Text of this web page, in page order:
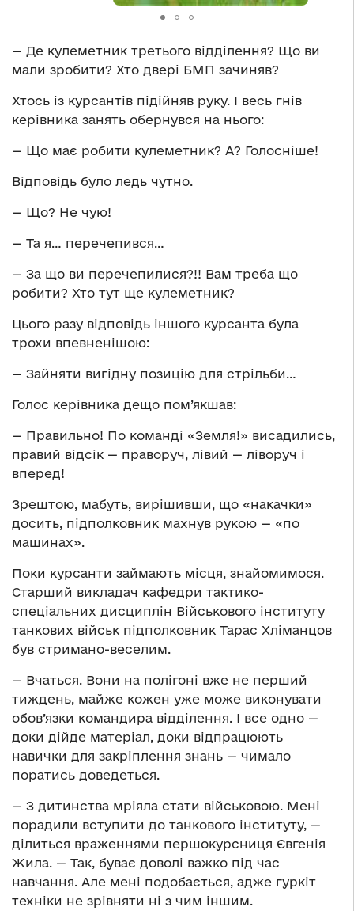
— Де кулеметник третього відділення? Що ви
мали зробити? Хто двері БМП зачиняв?
Хтось із курсантів підійняв руку. І весь гнів
керівника занять обернувся на нього:
— Що має робити кулеметник? А? Голосніше!
Відповідь було ледь чутно.
— Що? Не чую!
— Та я… перечепився…
— За що ви перечепилися?!! Вам треба що
робити? Хто тут ще кулеметник?
Цього разу відповідь іншого курсанта була
трохи впевненішою:
— Зайняти вигідну позицію для стрільби…
Голос керівника дещо пом’якшав:
— Правильно! По команді «Земля!» висадились,
правий відсік — праворуч, лівий — ліворуч і
вперед!
Зрештою, мабуть, вирішивши, що «накачки»
досить, підполковник махнув рукою — «по
машинах».
Поки курсанти займають місця, знайомимося.
Старший викладач кафедри тактико-
спеціальних дисциплін Військового інституту
танкових військ підполковник Тарас Хліманцов
був стримано-веселим.
— Вчаться. Вони на полігоні вже не перший
тиждень, майже кожен уже може виконувати
обов’язки командира відділення. І все одно —
доки дійде матеріал, доки відпрацюють
навички для закріплення знань — чимало
поратись доведеться.
— З дитинства мріяла стати військовою. Мені
порадили вступити до танкового інституту, —
ділиться враженнями першокурсниця Євгенія
Жила. — Так, буває доволі важко під час
навчання. Але мені подобається, адже гуркіт
техніки не зрівняти ні з чим іншим.